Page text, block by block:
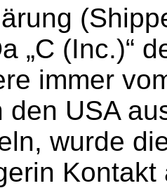
„C (Inc.)“
immer
den USA
wurde
Kontakt